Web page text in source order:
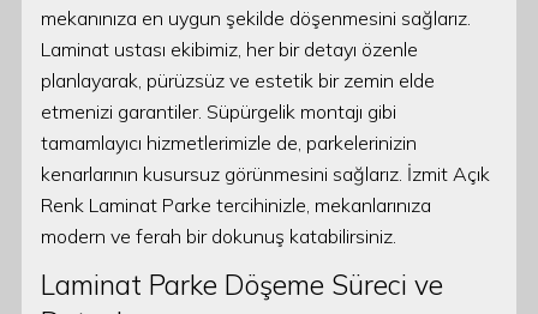
mekanınıza en uygun şekilde döşenmesini sağlarız.
Laminat ustası ekibimiz, her bir detayı özenle
planlayarak, pürüzsüz ve estetik bir zemin elde
etmenizi garantiler. Süpürgelik montajı gibi
tamamlayıcı hizmetlerimizle de, parkelerinizin
kenarlarının kusursuz görünmesini sağlarız. İzmit Açık
Renk Laminat Parke tercihinizle, mekanlarınıza
modern ve ferah bir dokunuş katabilirsiniz.
Laminat Parke Döşeme Süreci ve